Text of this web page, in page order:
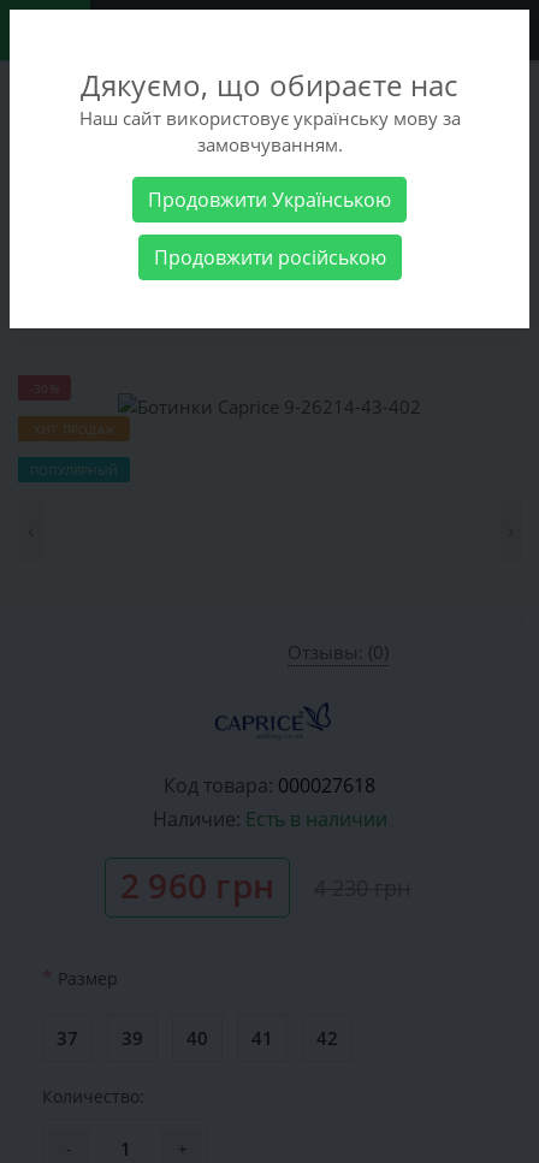
+38 (068) 486-90-09
+38 (093) 486-90-09
Женские товары Женская обувь
Ботинки Caprice 9-26214-
ХИТ ПРОДАЖ
ПОПУЛЯРНЫЙ
Отзывы: (0)
Код товара: 000027618
Наличие: Есть в наличии
2 960 грн
* Размер
37 39 40 41 42
Количество:
- +
Дякуємо, що обираєте нас
Наш сайт використовує українську мову за
замовчуванням.
Продовжити Українською
Продовжити російською